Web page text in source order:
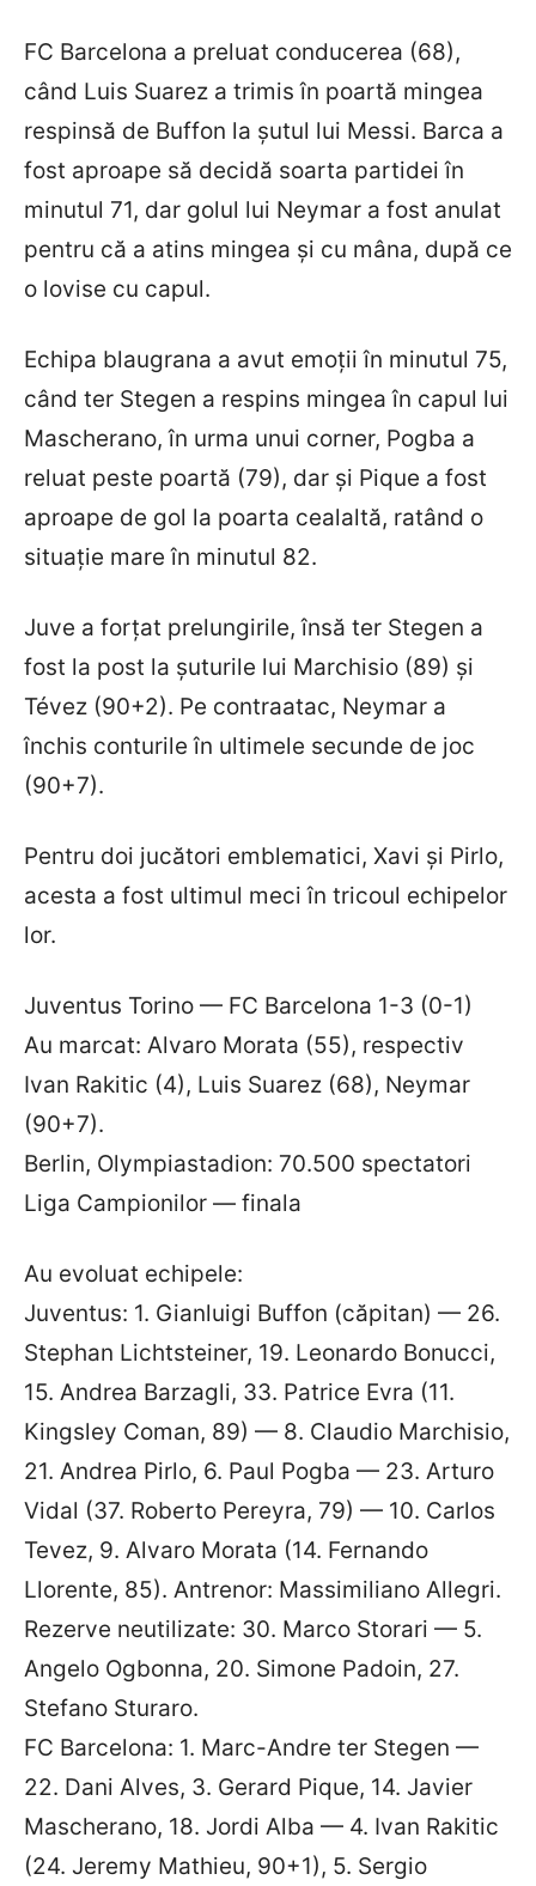
FC Barcelona a preluat conducerea (68),
când Luis Suarez a trimis în poartă mingea
respinsă de Buffon la șutul lui Messi. Barca a
fost aproape să decidă soarta partidei în
minutul 71, dar golul lui Neymar a fost anulat
pentru că a atins mingea și cu mâna, după ce
o lovise cu capul.
Echipa blaugrana a avut emoții în minutul 75,
când ter Stegen a respins mingea în capul lui
Mascherano, în urma unui corner, Pogba a
reluat peste poartă (79), dar și Pique a fost
aproape de gol la poarta cealaltă, ratând o
situație mare în minutul 82.
Juve a forțat prelungirile, însă ter Stegen a
fost la post la șuturile lui Marchisio (89) și
Tévez (90+2). Pe contraatac, Neymar a
închis conturile în ultimele secunde de joc
(90+7).
Pentru doi jucători emblematici, Xavi și Pirlo,
acesta a fost ultimul meci în tricoul echipelor
lor.
Juventus Torino — FC Barcelona 1-3 (0-1)
Au marcat: Alvaro Morata (55), respectiv
Ivan Rakitic (4), Luis Suarez (68), Neymar
(90+7).
Berlin, Olympiastadion: 70.500 spectatori
Liga Campionilor — finala
Au evoluat echipele:
Juventus: 1. Gianluigi Buffon (căpitan) — 26.
Stephan Lichtsteiner, 19. Leonardo Bonucci,
15. Andrea Barzagli, 33. Patrice Evra (11.
Kingsley Coman, 89) — 8. Claudio Marchisio,
21. Andrea Pirlo, 6. Paul Pogba — 23. Arturo
Vidal (37. Roberto Pereyra, 79) — 10. Carlos
Tevez, 9. Alvaro Morata (14. Fernando
Llorente, 85). Antrenor: Massimiliano Allegri.
Rezerve neutilizate: 30. Marco Storari — 5.
Angelo Ogbonna, 20. Simone Padoin, 27.
Stefano Sturaro.
FC Barcelona: 1. Marc-Andre ter Stegen —
22. Dani Alves, 3. Gerard Pique, 14. Javier
Mascherano, 18. Jordi Alba — 4. Ivan Rakitic
(24. Jeremy Mathieu, 90+1), 5. Sergio